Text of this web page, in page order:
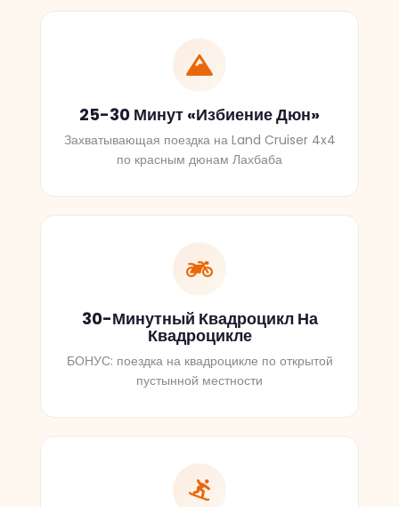
25-30 Минут «Избиение Дюн»
Захватывающая поездка на Land Cruiser 4x4
по красным дюнам Лахбаба
30-Минутный Квадроцикл На
Квадроцикле
БОНУС: поездка на квадроцикле по открытой
пустынной местности